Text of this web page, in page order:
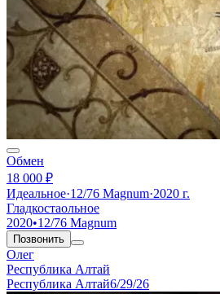
Обмен
18 000 ₽
Идеальное·12/76 Magnum·2020 г.
Гладкостаольное
2020•12/76 Magnum
Позвонить
Олег
Республика Алтай
Республика Алтай6/29/26